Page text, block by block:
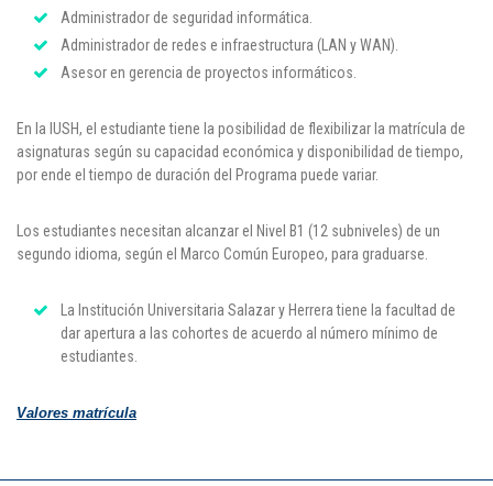
Administrador de seguridad informática.
Administrador de redes e infraestructura (LAN y WAN).
Asesor en gerencia de proyectos informáticos.
En la IUSH, el estudiante tiene la posibilidad de flexibilizar la matrícula de
asignaturas según su capacidad económica y disponibilidad de tiempo,
por ende el tiempo de duración del Programa puede variar.
Los estudiantes necesitan alcanzar el Nivel B1 (12 subniveles) de un
segundo idioma, según el Marco Común Europeo, para graduarse.
La Institución Universitaria Salazar y Herrera tiene la facultad de
dar apertura a las cohortes de acuerdo al número mínimo de
estudiantes.
Valores matrícula